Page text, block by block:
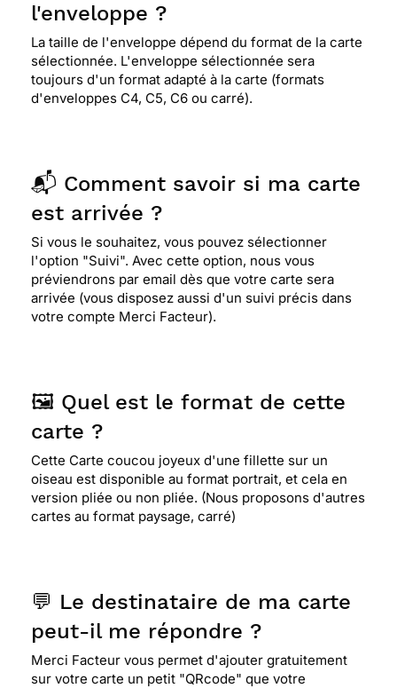
l'enveloppe ?
La taille de l'enveloppe dépend du format de la carte
sélectionnée. L'enveloppe sélectionnée sera
toujours d'un format adapté à la carte (formats
d'enveloppes C4, C5, C6 ou carré).
📬 Comment savoir si ma carte
est arrivée ?
Si vous le souhaitez, vous pouvez sélectionner
l'option "Suivi". Avec cette option, nous vous
préviendrons par email dès que votre carte sera
arrivée (vous disposez aussi d'un suivi précis dans
votre compte Merci Facteur).
🖼️ Quel est le format de cette
carte ?
Cette Carte coucou joyeux d'une fillette sur un
oiseau est disponible au format portrait, et cela en
version pliée ou non pliée. (Nous proposons d'autres
cartes au format paysage, carré)
💬 Le destinataire de ma carte
peut-il me répondre ?
Merci Facteur vous permet d'ajouter gratuitement
sur votre carte un petit "QRcode" que votre